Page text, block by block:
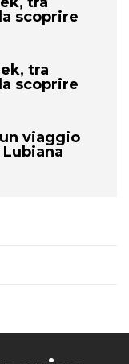
scoprire
tra
scoprire
viaggio